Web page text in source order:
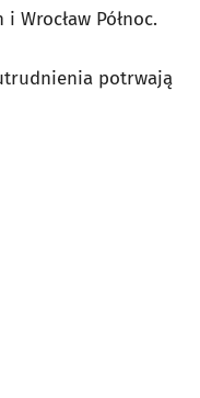
Wrocław Północ.
potrwają